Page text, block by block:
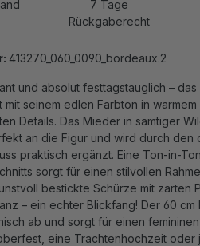
7 Tage
Rückgaberecht
413270_060_0090_bordeaux.2
und absolut festtagstauglich –
seinem edlen Farbton in
Details. Das Mieder in samtiger
an die Figur und wird durch den
praktisch ergänzt. Eine Ton-in-
sorgt für einen stilvollen
bestickte Schürze mit zarten
– ein echter Blickfang! Der 60
ab und sorgt für einen
eine Trachtenhochzeit oder